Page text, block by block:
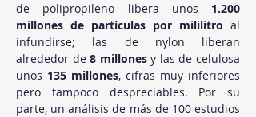
de polipropileno libera unos 1.200
millones de partículas por mililitro al
infundirse; las de nylon liberan
alrededor de 8 millones y las de celulosa
unos 135 millones, cifras muy inferiores
pero tampoco despreciables. Por su
parte, un análisis de más de 100 estudios